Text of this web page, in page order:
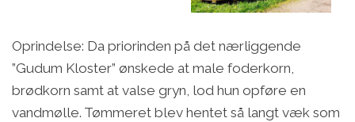
Oprindelse: Da priorinden på det nærliggende
”Gudum Kloster” ønskede at male foderkorn,
brødkorn samt at valse gryn, lod hun opføre en
vandmølle. Tømmeret blev hentet så langt væk som